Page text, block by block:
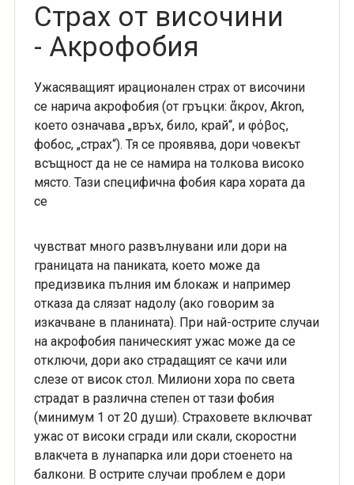
Страх от височини
- Акрофобия
Ужасяващият ирационален страх от височини
се нарича акрофобия (от гръцки: ἄκρον, Akron,
което означава „връх, било, край“, и φόβος,
фобос, „страх“). Тя се проявява, дори човекът
всъщност да не се намира на толкова високо
място. Тази специфична фобия кара хората да
се
чувстват много развълнувани или дори на
границата на паниката, което може да
предизвика пълния им блокаж и например
отказа да слязат надолу (ако говорим за
изкачване в планината). При най-острите случаи
на акрофобия паническият ужас може да се
отключи, дори ако страдащият се качи или
слезе от висок стол. Милиони хора по света
страдат в различна степен от тази фобия
(минимум 1 от 20 души). Страховете включват
ужас от високи сгради или скали, скоростни
влакчета в лунапарка или дори стоенето на
балкони. В острите случаи проблем е дори